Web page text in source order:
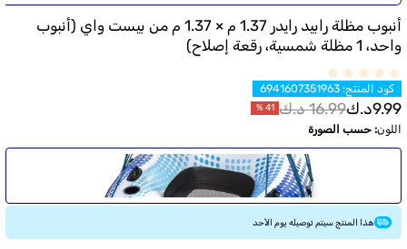
أنبوب مظلة رابيد رايدر 1.37 م × 1.37 م من بيست واي (أنبوب
واحد، 1 مظلة شمسية، رقعة إصلاح)
كود المنتج:
6941607351963
9.99د.ك16.99 د.ك 41
%
اللون: حسب الصورة
هذا المنتج سيتم توصيله يوم الأحد